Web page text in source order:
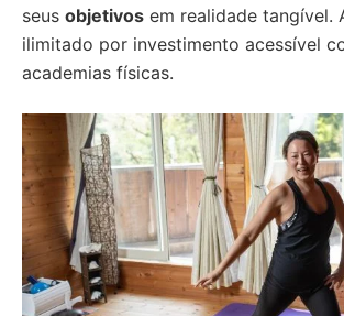
seus objetivos em realidade tangível.
ilimitado por investimento acessível
academias físicas.